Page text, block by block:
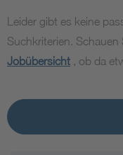
Leider gibt es keine
Suchkriterien. Schauen
Jobübersicht , ob da